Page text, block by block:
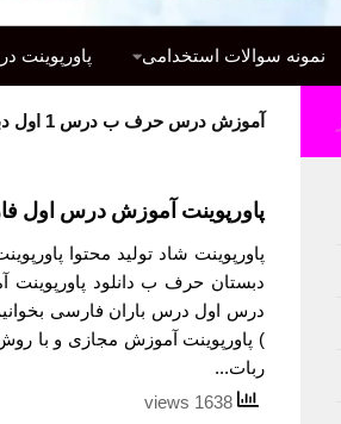
نمونه سوالات استخدامی پاورپوینت
آموزش درس حرف ب درس 1 اول دبستان
پاورپوینت آموزش درس اول
پاورپوینت شاد تولید محتوا
دبستان حرف ب دانلود
درس اول درس باران فارسی
) پاورپوینت آموزش مجازی و با
ربات...